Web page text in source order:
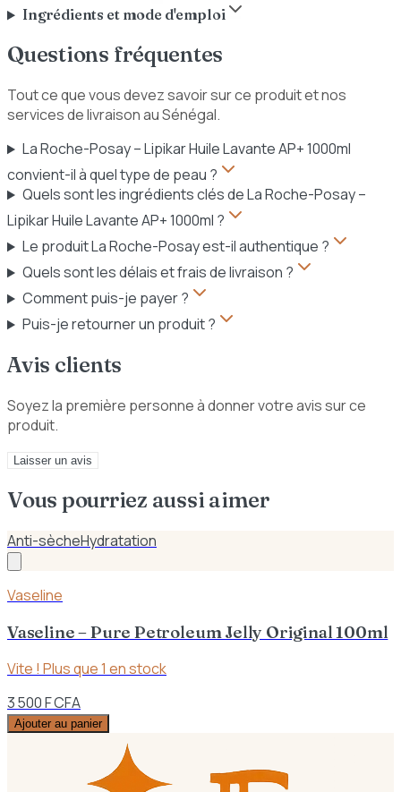
Ingrédients et mode d'emploi
Questions fréquentes
Tout ce que vous devez savoir sur ce produit et nos
services de livraison au Sénégal.
La Roche-Posay – Lipikar Huile Lavante AP+ 1000ml
convient-il à quel type de peau ?
Quels sont les ingrédients clés de La Roche-Posay –
Lipikar Huile Lavante AP+ 1000ml ?
Le produit La Roche-Posay est-il authentique ?
Quels sont les délais et frais de livraison ?
Comment puis-je payer ?
Puis-je retourner un produit ?
Avis clients
Soyez la première personne à donner votre avis sur ce
produit.
Laisser un avis
Vous pourriez aussi aimer
Anti-sècheHydratation
Vaseline
Vaseline – Pure Petroleum Jelly Original 100ml
Vite ! Plus que1 en stock
3 500 F CFA
Ajouter au panier